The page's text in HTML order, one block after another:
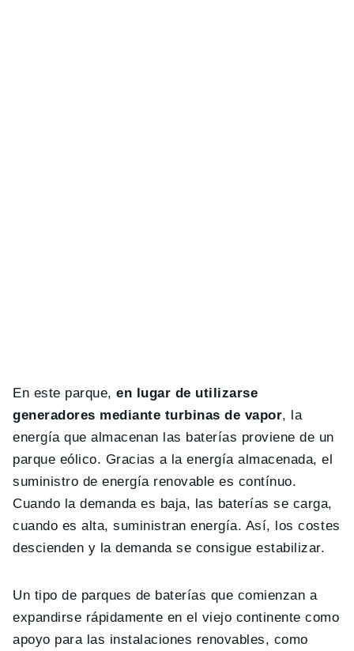
En este parque,en lugar de utilizarse
generadores mediante turbinas de vapor, la
energía que almacenan las baterías proviene de un
parque eólico. Gracias a la energía almacenada, el
suministro de energía renovable es contínuo.
Cuando la demanda es baja, las baterías se carga,
cuando es alta, suministran energía. Así, los costes
descienden y la demanda se consigue estabilizar.
Un tipo de parques de baterías que comienzan a
expandirse rápidamente en el viejo continente como
apoyo para las instalaciones renovables, como